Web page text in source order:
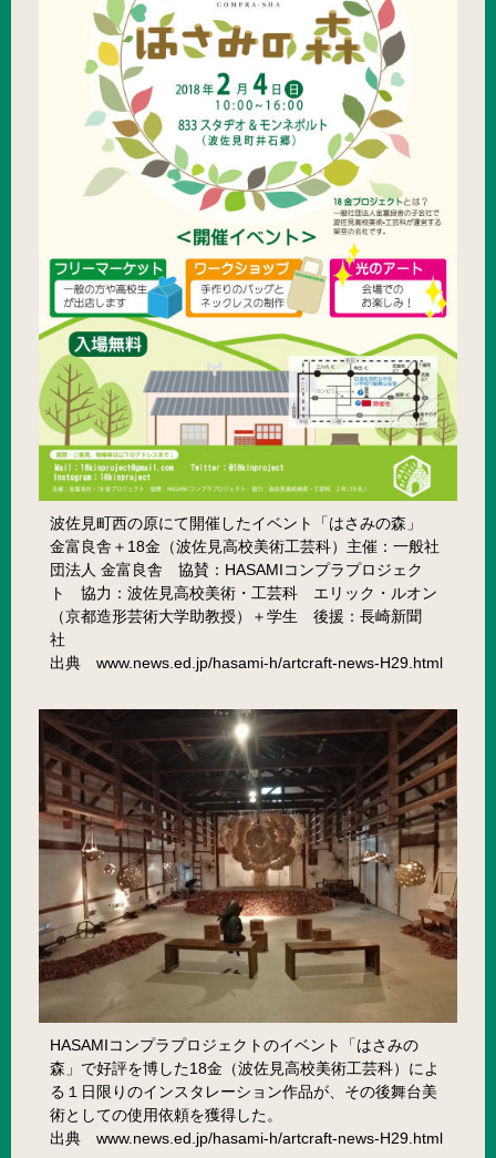
波佐見町西の原にて開催したイベント「はさみの森」
金富良舎＋18金（波佐見高校美術工芸科）主催：一般社
団法人 金富良舎 協賛：HASAMIコンプラプロジェク
ト 協力：波佐見高校美術・工芸科 エリック・ルオン
（京都造形芸術大学助教授）＋学生 後援：長崎新聞
社
出典 www.news.ed.jp/hasami-h/artcraft-news-H29.html
HASAMIコンプラプロジェクトのイベント「はさみの
森」で好評を博した18金（波佐見高校美術工芸科）によ
る１日限りのインスタレーション作品が、その後舞台美
術としての使用依頼を獲得した。
出典 www.news.ed.jp/hasami-h/artcraft-news-H29.html